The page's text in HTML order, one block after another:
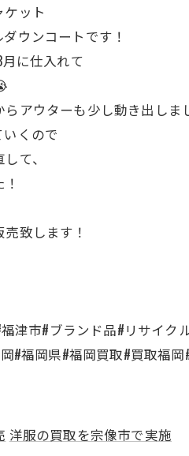
ット
ウンコートです！
に仕入れて
アウターも少し動き出しま
くので
て、
致します！
津市#ブランド品#リサイ
#福岡県#福岡買取#買取福
洋服の買取を宗像市で実施